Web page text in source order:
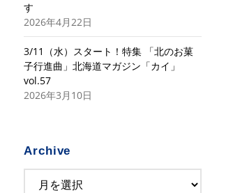
す
2026年4月22日
3/11（水）スタート！特集 「北のお菓
子行進曲」北海道マガジン「カイ」
vol.57
2026年3月10日
Archive